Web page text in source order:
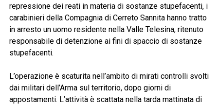
repressione dei reati in materia di sostanze stupefacenti, i
carabinieri della Compagnia di Cerreto Sannita hanno tratto
in arresto un uomo residente nella Valle Telesina, ritenuto
responsabile di detenzione ai fini di spaccio di sostanze
stupefacenti.
L’operazione è scaturita nell’ambito di mirati controlli svolti
dai militari dell’Arma sul territorio, dopo giorni di
appostamenti. L’attività è scattata nella tarda mattinata di